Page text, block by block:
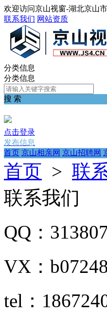
欢迎访问京山视窗-湖北京山
联系我们 网站资质
分类信息
分类信息
搜 索
点击登录
发布信息
首页 京山相亲网 京山招聘网
首页 > 联
联系我们
QQ：
VX：b07248
tel：